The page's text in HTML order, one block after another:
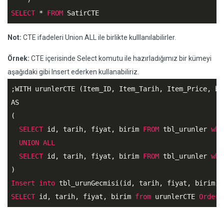
SELECT * FROM SatirCTE
Not: CTE ifadeleri Union ALL ile birlikte kulllanılabilirler.
Örnek: CTE içerisinde Select komutu ile hazırladığımız bir kümeyi
aşağıdaki gibi Insert ederken kullanabiliriz.
;WITH urunlerCTE (Item_ID, Item_Tarih, Item_Price,
AS
(
SELECT id, tarih, fiyat, birim FROM tbl_urunler
UNION ALL
SELECT id, tarih, fiyat, birim FROM tbl_urunler
Insert
into
SELECT id, tarih, fiyat, birim from urunlerCTE Order